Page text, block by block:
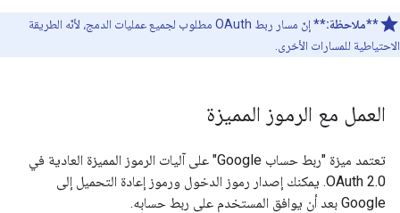
**ملاحظة:**
إنّ مسار ربط OAuth مطلوب لجميع عمليات الدمج، لأنّه الطريقة
الاحتياطية للمسارات الأخرى.
العمل مع الرموز المميزة
تعتمد ميزة "ربط حساب Google" على آليات الرموز المميزة العادية في
OAuth 2.0. يمكنك إصدار رموز الدخول ورموز إعادة التحميل إلى
Google بعد أن يوافق المستخدم على ربط حسابه.